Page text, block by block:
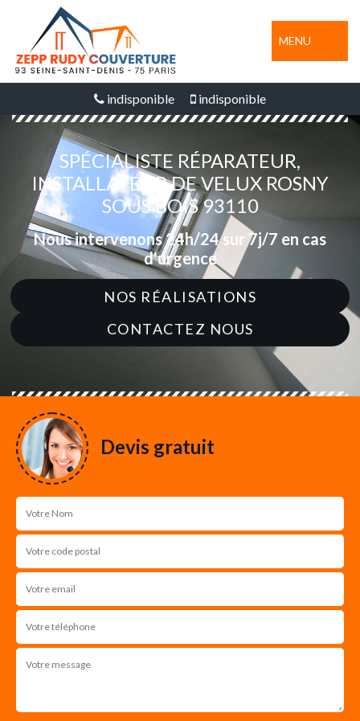
MENU
indisponible indisponible
SPÉCIALISTE RÉPARATEUR,
INSTALLATEUR DE VELUX ROSNY
SOUS BOIS 93110
Nous intervenons 24h/24 sur 7j/7 en cas
d'urgence
NOS RÉALISATIONS
CONTACTEZ NOUS
Devis gratuit